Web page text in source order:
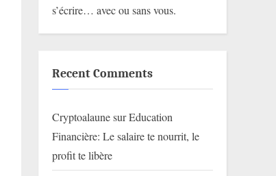
s’écrire… avec ou sans vous.
Recent Comments
CryptoalaunesurEducation
Financière: Le salaire te nourrit, le
profit te libère